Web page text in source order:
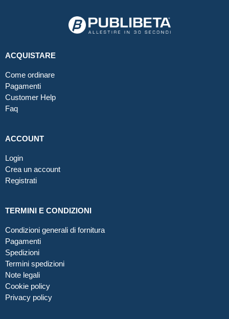
ACQUISTARE
Come ordinare
Pagamenti
Customer Help
Faq
ACCOUNT
Login
Crea un account
Registrati
TERMINI E CONDIZIONI
Condizioni generali di fornitura
Pagamenti
Spedizioni
Termini spedizioni
Note legali
Cookie policy
Privacy policy